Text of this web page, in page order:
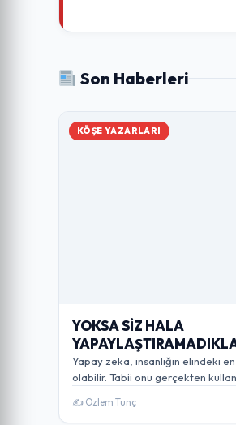
Son Haberleri
KÖŞE YAZARLARI
YOKSA SİZ HALA
Yapay zeka, insanlığın elindeki
olabilir. Tabii onu gerçekten
✍️ Özlem Tunç